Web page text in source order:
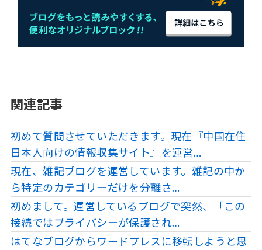
関連記事
初めて質問させていただきます。現在『中国在住
日本人向けの情報収集サイト』を運営…
現在、雑記ブログを運営しています。雑記の中か
ら特定のカテゴリーだけを分離さ…
初めまして。運営しているブログで突然、「この
接続ではプライバシーが保護され…
はてなブログからワードプレスに移転しようと思